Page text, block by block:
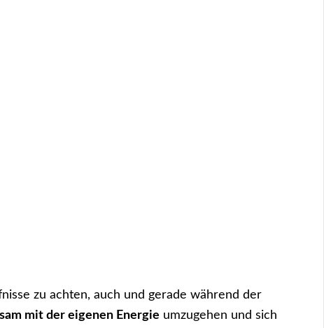
zu achten, auch und gerade während der
mit der eigenen Energie umzugehen und sich